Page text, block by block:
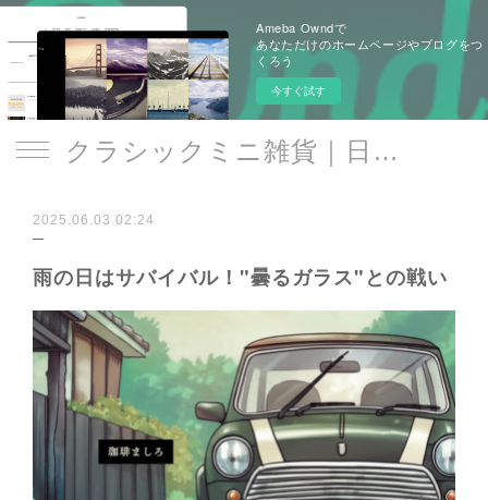
Ameba Owndで
あなただけのホームページやブログをつ
くろう
今すぐ試す
クラシックミニ雑貨｜日遊品 トミー1号2号
2025.06.03 02:24
雨の日はサバイバル！"曇るガラス"との戦い